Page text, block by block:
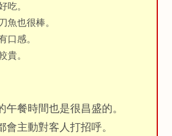
吃。
魚也很棒。
口感。
貴。
午餐時間也是很昌盛的。
會主動對客人打招呼。